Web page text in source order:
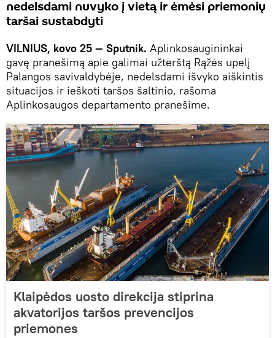
nedelsdami nuvyko į vietą ir ėmėsi priemonių
taršai sustabdyti
VILNIUS, kovo 25 — Sputnik. Aplinkosaugininkai
gavę pranešimą apie galimai užterštą Rąžės upelį
Palangos savivaldybėje, nedelsdami išvyko aiškintis
situacijos ir ieškoti taršos šaltinio, rašoma
Aplinkosaugos departamento pranešime.
Klaipėdos uosto direkcija stiprina
akvatorijos taršos prevencijos
priemones